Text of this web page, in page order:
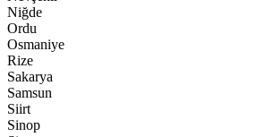
Niğde
Ordu
Osmaniye
Rize
Sakarya
Samsun
Siirt
Sinop